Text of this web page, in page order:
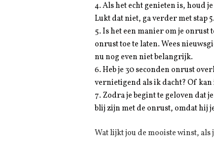
Als het echt genieten is, houd
Lukt dat niet, ga verder met stap 5.
Is het een manier om je onrust
onrust toe te laten. Wees
nu nog even niet belangrijk.
Heb je 30 seconden onrust
vernietigend als ik dacht? Of kan
Zodra je begint te geloven dat
blij zijn met de onrust, omdat hij
Wat lijkt jou de mooiste winst,